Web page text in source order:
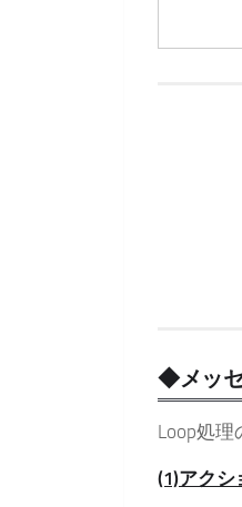
◆メッ
Loop処理
(1)アクシ